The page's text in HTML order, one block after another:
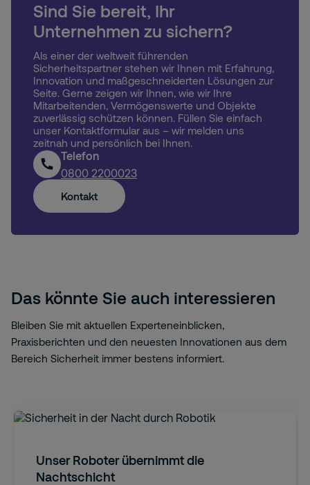
Sind Sie bereit, Ihr
Unternehmen zu sichern?
Als einer der weltweit führenden
Sicherheitspartner stehen wir Ihnen mit Erfahrung,
Innovation und maßgeschneiderten Lösungen zur
Seite. Gerne zeigen wir Ihnen, wie wir Ihre
Mitarbeitenden, Vermögenswerte und Objekte
zuverlässig schützen können. Füllen Sie einfach
unser Kontaktformular aus – wir melden uns
zeitnah und persönlich bei Ihnen.
Telefon
0800 2200023
Kontakt
Das könnte Sie auch interessieren
Bleiben Sie mit aktuellen Experteneinblicken,
Praxisberichten und den neuesten Innovationen aus dem
Bereich Sicherheit immer bestens informiert.
Unser Roboter übernimmt die
Nachtschicht